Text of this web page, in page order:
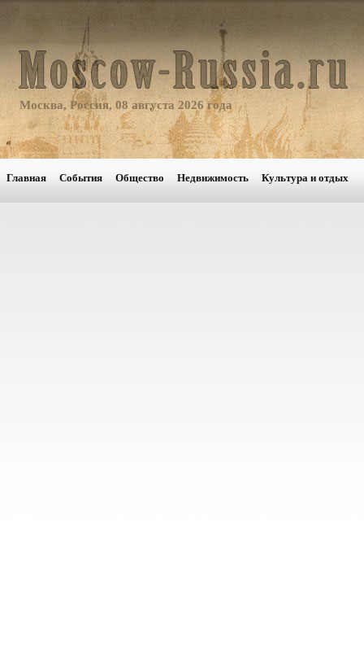
Москва, Россия, 08 августа 2026 года
Главная События Общество Недвижимость Культура и отдых